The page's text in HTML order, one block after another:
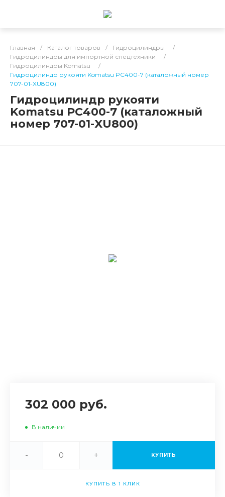
Главная / Каталог товаров / Гидроцилиндры
/
Гидроцилиндры для импортной спецтехники
/
Гидроцилиндры Komatsu
/
Гидроцилиндр рукояти Komatsu PC400-7 (каталожный номер
707-01-XU800)
Гидроцилиндр рукояти
Komatsu PC400-7 (каталожный
номер 707-01-XU800)
302 000 руб.
В наличии
- + КУПИТЬ
КУПИТЬ В 1 КЛИК